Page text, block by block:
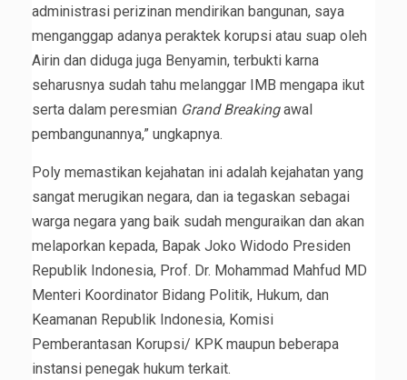
administrasi perizinan mendirikan bangunan, saya
menganggap adanya peraktek korupsi atau suap oleh
Airin dan diduga juga Benyamin, terbukti karna
seharusnya sudah tahu melanggar IMB mengapa ikut
serta dalam peresmian Grand Breakingawal
pembangunannya,” ungkapnya.
Poly memastikan kejahatan ini adalah kejahatan yang
sangat merugikan negara, dan ia tegaskan sebagai
warga negara yang baik sudah menguraikan dan akan
melaporkan kepada, Bapak Joko Widodo Presiden
Republik Indonesia, Prof. Dr. Mohammad Mahfud MD
Menteri Koordinator Bidang Politik, Hukum, dan
Keamanan Republik Indonesia, Komisi
Pemberantasan Korupsi/ KPK maupun beberapa
instansi penegak hukum terkait.